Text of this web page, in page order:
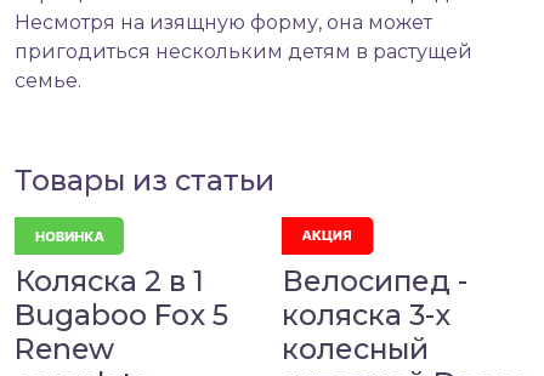
Несмотря на изящную форму, она может
пригодиться нескольким детям в растущей
семье.
Товары из статьи
Коляска 2 в 1
Bugaboo Fox 5
Renew
Велосипед -
коляска 3-х
колесный